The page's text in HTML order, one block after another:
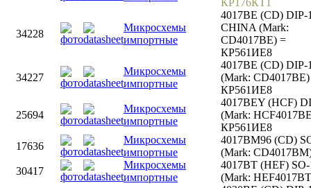
КР176КТ1
34228
Микросхемы
импортные
4017BE (CD) DIP-
CHINA (Mark:
CD4017BE) =
КР561ИЕ8
34227
Микросхемы
импортные
4017BE (CD) DIP-
(Mark:
КР561ИЕ8
25694
Микросхемы
импортные
4017BEY (HCF)
(Mark:
КР561ИЕ8
17636
Микросхемы
импортные
4017BM96 (CD)
(Mark:
30417
Микросхемы
импортные
4017BT (HEF)
(Mark: